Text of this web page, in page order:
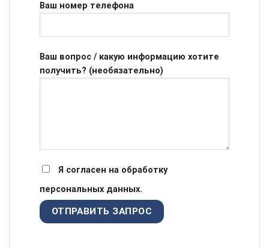
Ваш номер телефона
Ваш вопрос / какую информацию хотите
получить? (необязательно)
Я согласен на обработку
персональных данных.